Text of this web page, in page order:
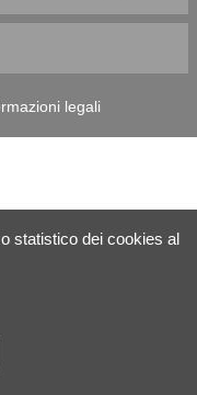
statistico dei cookies al
legali